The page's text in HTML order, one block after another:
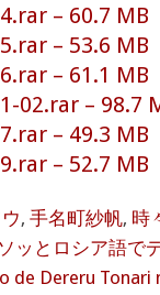
– 60.7 MB
– 53.6 MB
– 61.1 MB
02.rar – 98.7
– 49.3 MB
– 52.7 MB
, 手名町紗帆, 時
ッとロシア語で
Dereru Tonari